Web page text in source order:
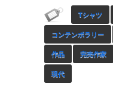
Tシャツ
コンテンポラリー
作品 完売作家
現代